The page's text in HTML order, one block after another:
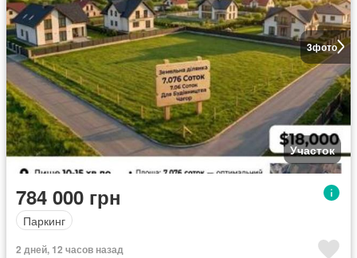
3фото
Участок
784 000 грн
Паркинг
2 дней, 12 часов назад